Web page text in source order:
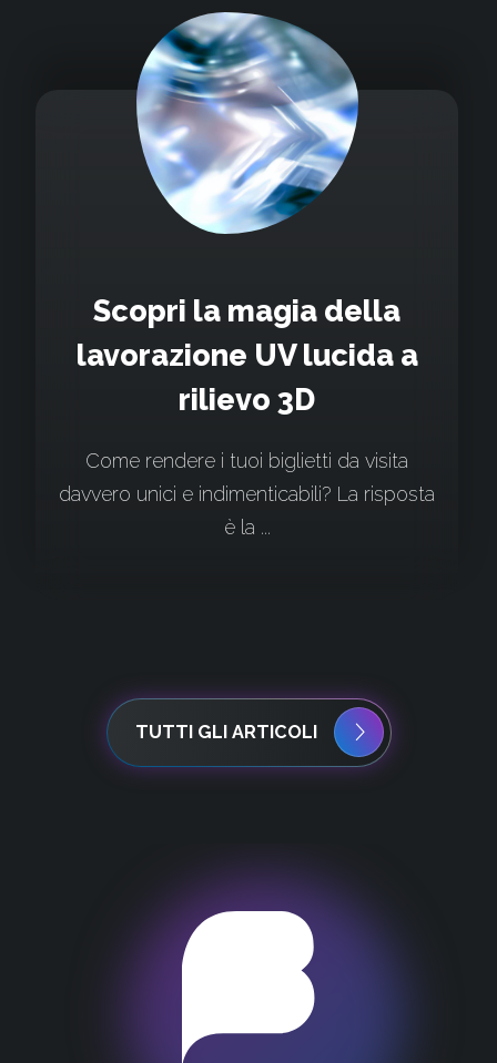
Scopri la magia della
lavorazione UV lucida a
rilievo 3D
Come rendere i tuoi biglietti da visita
davvero unici e indimenticabili? La risposta
è la ...
TUTTI GLI ARTICOLI